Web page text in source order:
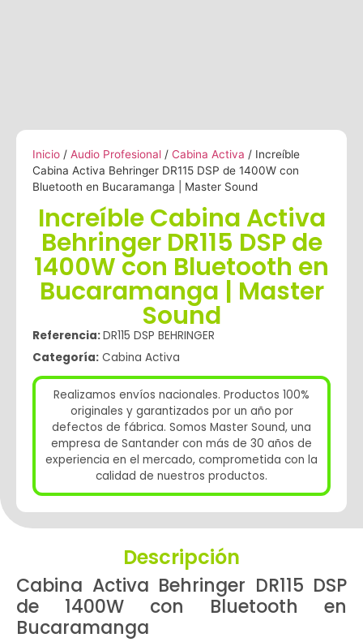
Inicio / Audio Profesional / Cabina Activa / Increíble
Cabina Activa Behringer DR115 DSP de 1400W con
Bluetooth en Bucaramanga | Master Sound
Increíble Cabina Activa
Behringer DR115 DSP de
1400W con Bluetooth en
Bucaramanga | Master
Sound
Referencia:DR115 DSP BEHRINGER
Categoría: Cabina Activa
Realizamos envíos nacionales. Productos 100%
originales y garantizados por un año por
defectos de fábrica. Somos Master Sound, una
empresa de Santander con más de 30 años de
experiencia en el mercado, comprometida con la
calidad de nuestros productos.
Descripción
Cabina Activa Behringer DR115 DSP
de 1400W con Bluetooth en
Bucaramanga